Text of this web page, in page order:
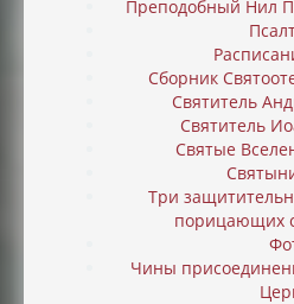
Преподобный Нил
Сборник
Святитель
Святитель
Святые
Три
порицающих
Чины